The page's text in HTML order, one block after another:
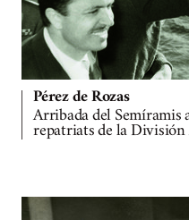
Pérez de Rozas
Arribada del Semíramis
repatriats de la